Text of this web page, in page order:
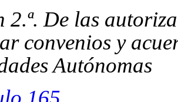
2.ª. De las
convenios y
Autónomas